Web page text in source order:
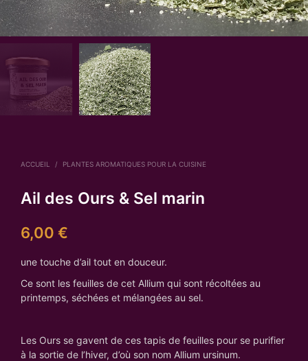
ACCUEIL / PLANTES AROMATIQUES POUR LA CUISINE
Ail des Ours & Sel marin
6,00 €
une touche d’ail tout en douceur.
Ce sont les feuilles de cet Allium qui sont récoltées au
printemps, séchées et mélangées au sel.
Les Ours se gavent de ces tapis de feuilles pour se purifier
à la sortie de l’hiver, d’où son nom Allium ursinum.